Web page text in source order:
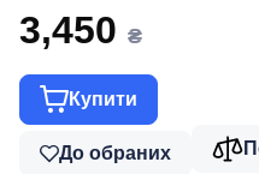
3,450 ₴
Купити
До обраних